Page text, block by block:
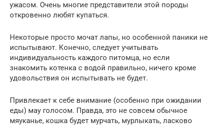
ужасом. Очень многие представители этой породы
откровенно любят купаться.
Некоторые просто мочат лапы, но особенной паники не
испытывают. Конечно, следует учитывать
индивидуальность каждого питомца, но если
знакомить котенка с водой правильно, ничего кроме
удовольствия он испытывать не будет.
Привлекает к себе внимание (особенно при ожидании
еды) мау голосом. Правда, это не совсем обычное
мяуканье, кошка будет мурчать, мурлыкать, ласково